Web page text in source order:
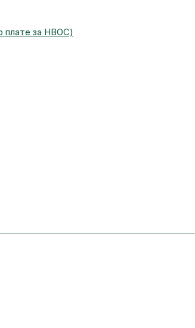
плате за НВОС)